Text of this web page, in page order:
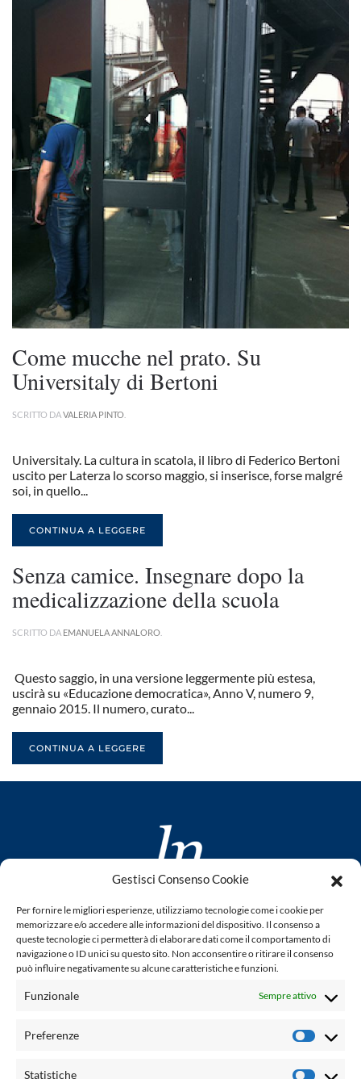
Gestisci Consenso Cookie
Per fornire le migliori esperienze, utilizziamo tecnologie come i cookie per
memorizzare e/o accedere alle informazioni del dispositivo. Il consenso a
queste tecnologie ci permetterà di elaborare dati come il comportamento di
navigazione o ID unici su questo sito. Non acconsentire o ritirare il consenso
può influire negativamente su alcune caratteristiche e funzioni.
Funzionale Sempre attivo
Preferenze
Statistiche
Come mucche nel prato. Su
Universitaly di Bertoni
SCRITTO DAVALERIA PINTO
Universitaly. La cultura in scatola, il libro di Federico Bertoni
uscito per Laterza lo scorso maggio, si inserisce, forse malgré
soi, in quello...
CONTINUA A LEGGERE
Senza camice. Insegnare dopo la
medicalizzazione della scuola
SCRITTO DA EMANUELA ANNALORO
Questo saggio, in una versione leggermente più estesa,
uscirà su «Educazione democratica», Anno V, numero 9,
gennaio 2015. Il numero, curato...
CONTINUA A LEGGERE
www.laletteraturaenoi.it
fondato da Romano Luperini
Questo blog non rappresenta una testata giornalistica in
quanto viene aggiornato senza alcuna periodicità. Non può
legge n° 62 del 7.03.2001. L'autore non è responsabile per